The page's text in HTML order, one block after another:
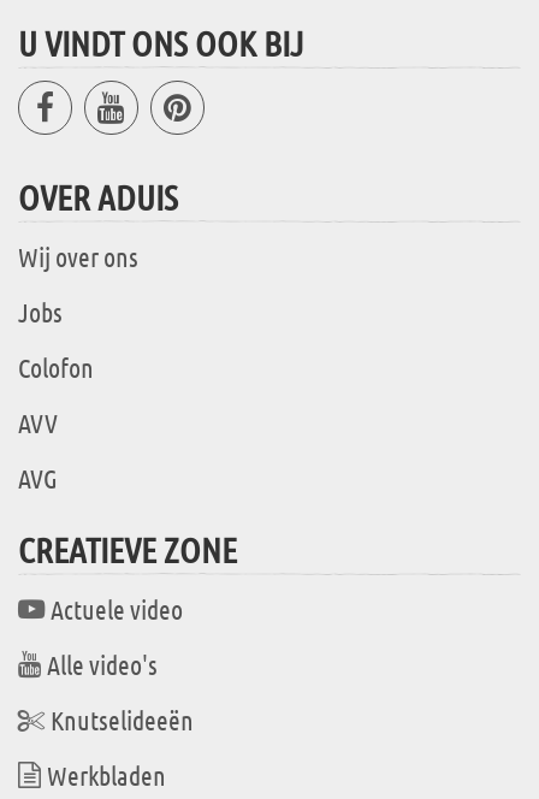
U VINDT ONS OOK BIJ
OVER ADUIS
Wij over ons
Jobs
Colofon
AVV
AVG
CREATIEVE ZONE
Actuele video
Alle video's
Knutselideeën
Werkbladen